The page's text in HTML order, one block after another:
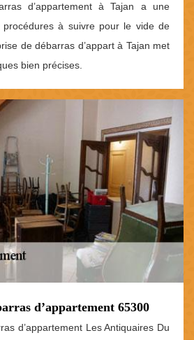
d’appartement à Tajan a une
procédures à suivre pour le vide de
de débarras d’appart à Tajan met
bien précises.
d’appartement 65300
d’appartement Les Antiquaires Du